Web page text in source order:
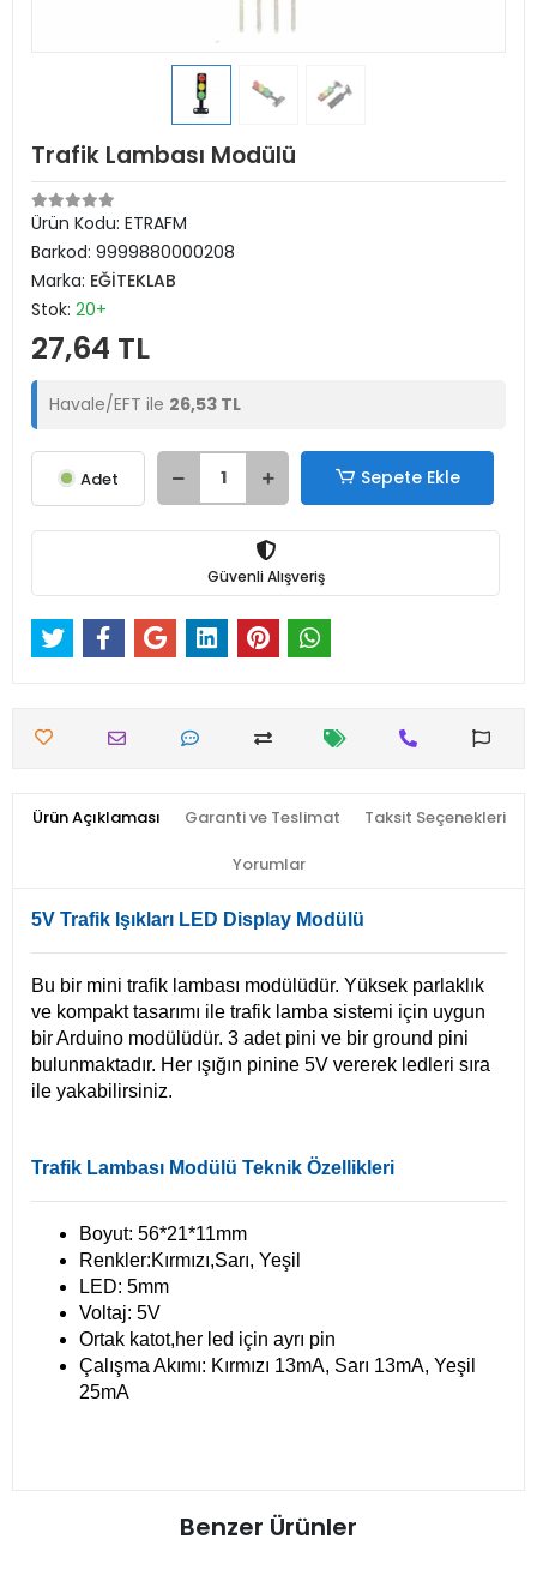
Trafik Lambası Modülü
Ürün Kodu: ETRAFM
Barkod: 9999880000208
Marka: EĞİTEKLAB
Stok: 20+
27,64 TL
Havale/EFT ile 26,53 TL
Adet Sepete Ekle
Güvenli Alışveriş
Ürün Açıklaması Garanti ve Teslimat Taksit Seçenekleri
Yorumlar
5V Trafik Işıkları LED Display Modülü
Bu bir mini trafik lambası modülüdür. Yüksek parlaklık
ve kompakt tasarımı ile trafik lamba sistemi için uygun
bir Arduino modülüdür. 3 adet pini ve bir ground pini
bulunmaktadır. Her ışığın pinine 5V vererek ledleri sıra
ile yakabilirsiniz.
Trafik Lambası Modülü Teknik Özellikleri
Boyut: 56*21*11mm
Renkler:Kırmızı,Sarı, Yeşil
LED: 5mm
Voltaj: 5V
Ortak katot,her led için ayrı pin
Çalışma Akımı: Kırmızı 13mA, Sarı 13mA, Yeşil
25mA
Benzer Ürünler